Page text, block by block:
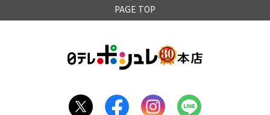
PAGE TOP